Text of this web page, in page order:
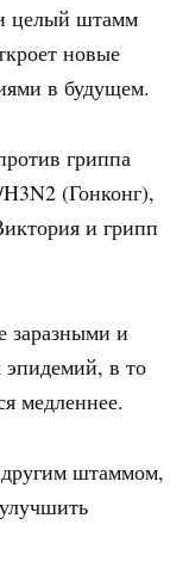
целый штамм
новые
в будущем.
гриппа
(Гонконг),
и грипп
заразными и
эпидемий, в то
медленнее.
штаммом,